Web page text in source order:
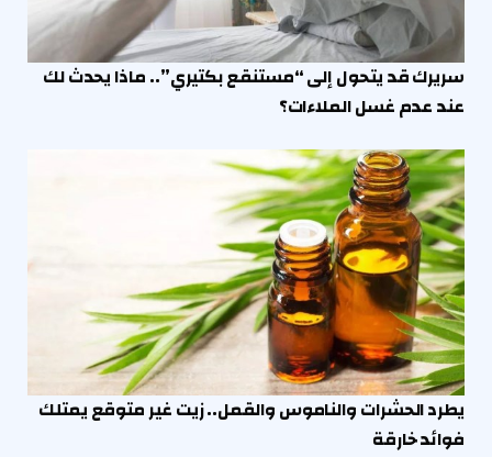
سريرك قد يتحول إلى “مستنقع بكتيري”.. ماذا يحدث لك
عند عدم غسل الملاءات؟
يطرد الحشرات والناموس والقمل.. زيت غير متوقع يمتلك
فوائد خارقة